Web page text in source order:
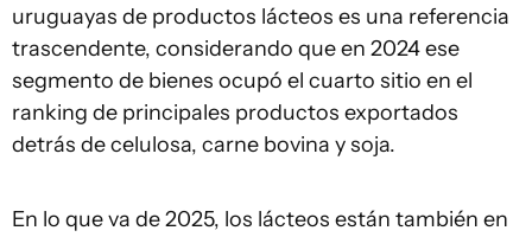
uruguayas de productos lácteos es una referencia
trascendente, considerando que en 2024 ese
segmento de bienes ocupó el cuarto sitio en el
ranking de principales productos exportados
detrás de celulosa, carne bovina y soja.
En lo que va de 2025, los lácteos están también en